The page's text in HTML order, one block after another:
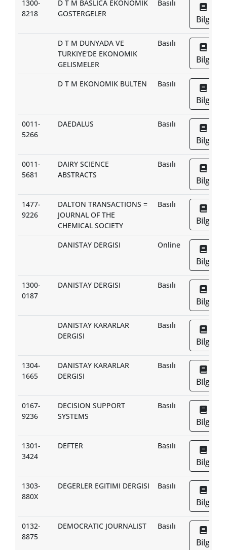
1300-
8218
D T M BASLICA EKONOMIK
GOSTERGELER
Basılı
Bilgi
D T M DUNYADA VE
TURKIYE'DE EKONOMIK
GELISMELER
Basılı
Bilgi
D T M EKONOMIK BULTEN Basılı
Bilgi
0011-
5266
DAEDALUS Basılı
Bilgi
0011-
5681
DAIRY SCIENCE
ABSTRACTS
Basılı
Bilgi
1477-
9226
DALTON TRANSACTIONS =
JOURNAL OF THE
CHEMICAL SOCIETY
Basılı
Bilgi
DANISTAY DERGISI Online
Bilgi
1300-
0187
DANISTAY DERGISI Basılı
Bilgi
DANISTAY KARARLAR
DERGISI
Basılı
Bilgi
1304-
1665
DANISTAY KARARLAR
DERGISI
Basılı
Bilgi
0167-
9236
DECISION SUPPORT
SYSTEMS
Basılı
Bilgi
1301-
3424
DEFTER Basılı
Bilgi
1303-
880X
DEGERLER EGITIMI DERGISI Basılı
Bilgi
0132-
8875
DEMOCRATIC JOURNALIST Basılı
Bilgi